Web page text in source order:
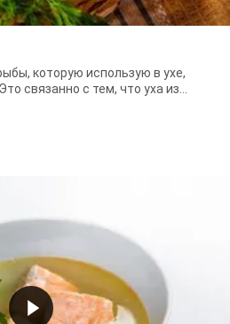
которую использую в ухе,
связанно с тем, что уха из
невероятно ...